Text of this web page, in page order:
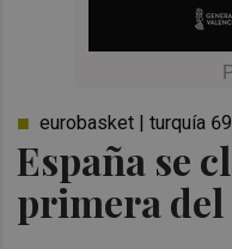
España se
primera
eurobasket | turquía